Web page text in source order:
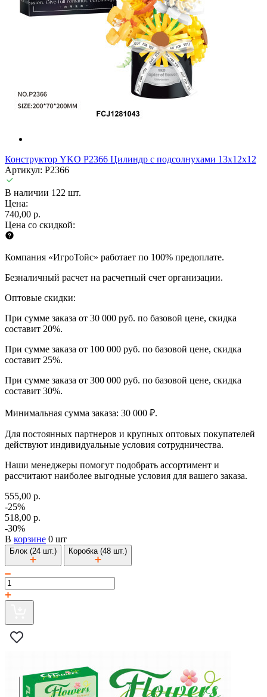
Конструктор YKO P2366 Цилиндр с подсолнухами 13x12x12
Артикул: P2366
В наличии 122 шт.
Цена:
740,00 р.
Цена со скидкой:
Компания «ИгроТойс» работает по 100% предоплате.
Безналичный расчет на расчетный счет организации.
Оптовые скидки:
При сумме заказа от 30 000 руб. по базовой цене, скидка
составит 20%.
При сумме заказа от 100 000 руб. по базовой цене, скидка
составит 25%.
При сумме заказа от 300 000 руб. по базовой цене, скидка
составит 30%.
Минимальная сумма заказа: 30 000 ₽.
Для постоянных партнеров и крупных оптовых покупателей
действуют индивидуальные условия сотрудничества.
Наши менеджеры помогут подобрать ассортимент и
рассчитают наиболее выгодные условия для вашего заказа.
555,00 р.
-25%
518,00 р.
-30%
В корзине 0 шт
Блок (24 шт.) Коробка (48 шт.)